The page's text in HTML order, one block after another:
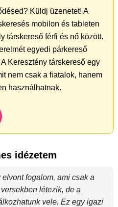
Küldj üzenetet! A
mobilon és tableten
társkereső férfi és nő között.
egyedi párkereső
Keresztény társkereső egy
nem csak a fiatalok, hanem
használhatnak.
idézetem
fogalom, ami csak a
létezik, de a
vele. Ez egy igazi